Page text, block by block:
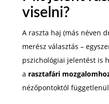
viselni?
A raszta haj (más néven
merész választás –
pszichológiai jelentést is
a rasztafári
nézőpontoktól